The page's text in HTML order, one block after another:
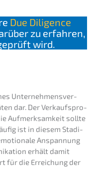
Due Diligence
zu erfah­ren,
wird.
Unter­neh­mens­ver­
dar. Der Verkaufs­pro­
Aufmerk­sam­keit sollte
ist in diesem Stadi­
Anspan­nung
erhält damit
für die Errei­chung der